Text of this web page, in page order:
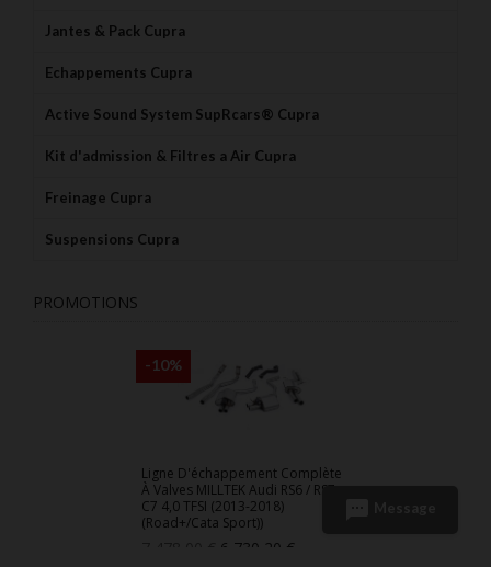
Jantes & Pack Cupra
Echappements Cupra
Active Sound System SupRcars® Cupra
Kit d'admission & Filtres a Air Cupra
Freinage Cupra
Suspensions Cupra
PROMOTIONS
Ligne D'échappement Complète
À Valves MILLTEK Audi RS6 / RS7
C7 4,0 TFSI (2013-2018)
(Road+/Cata Sport))
Prix
6 730,20 €
-10%